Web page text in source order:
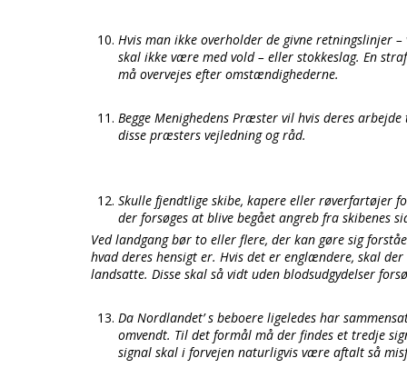
Hvis man ikke overholder de givne retningslinjer
skal ikke være med vold – eller stokkeslag. En
må overvejes efter omstændighederne.
Begge Menighedens Præster vil hvis deres
disse præsters vejledning og råd.
Skulle fjendtlige skibe, kapere eller røverfartøjer
der forsøges at blive begået angreb fra skibenes
Ved landgang bør to eller flere, der kan gøre sig
hvad deres hensigt er. Hvis det er englændere, skal
landsatte. Disse skal så vidt uden blodsudgydelser
Da Nordlandet’ s beboere ligeledes har
omvendt. Til det formål må der findes et tredje
signal skal i forvejen naturligvis være aftalt så